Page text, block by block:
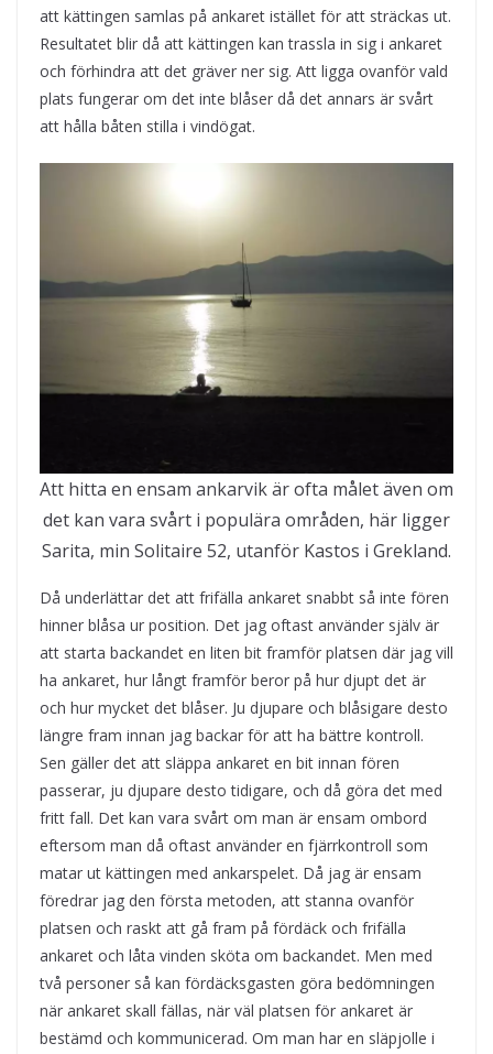
att kättingen samlas på ankaret istället för att sträckas ut.
Resultatet blir då att kättingen kan trassla in sig i ankaret
och förhindra att det gräver ner sig. Att ligga ovanför vald
plats fungerar om det inte blåser då det annars är svårt
att hålla båten stilla i vindögat.
Att hitta en ensam ankarvik är ofta målet även om
det kan vara svårt i populära områden, här ligger
Sarita, min Solitaire 52, utanför Kastos i Grekland.
Då underlättar det att frifälla ankaret snabbt så inte fören
hinner blåsa ur position. Det jag oftast använder själv är
att starta backandet en liten bit framför platsen där jag vill
ha ankaret, hur långt framför beror på hur djupt det är
och hur mycket det blåser. Ju djupare och blåsigare desto
längre fram innan jag backar för att ha bättre kontroll.
Sen gäller det att släppa ankaret en bit innan fören
passerar, ju djupare desto tidigare, och då göra det med
fritt fall. Det kan vara svårt om man är ensam ombord
eftersom man då oftast använder en fjärrkontroll som
matar ut kättingen med ankarspelet. Då jag är ensam
föredrar jag den första metoden, att stanna ovanför
platsen och raskt att gå fram på fördäck och frifälla
ankaret och låta vinden sköta om backandet. Men med
två personer så kan fördäcksgasten göra bedömningen
när ankaret skall fällas, när väl platsen för ankaret är
bestämd och kommunicerad. Om man har en släpjolle i